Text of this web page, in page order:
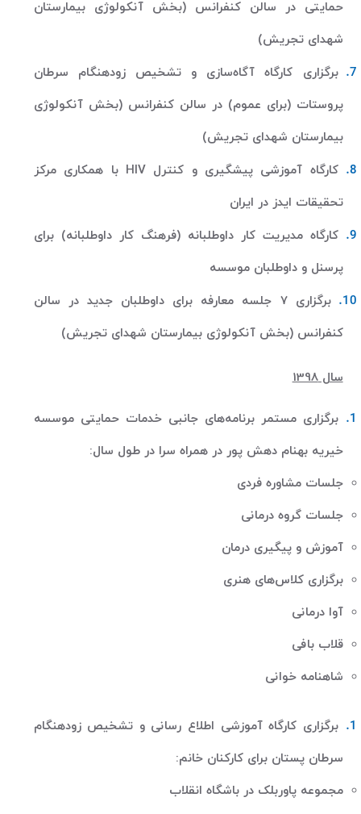
حمایتی در سالن کنفرانس (بخش آنکولوژی بیمارستان
شهدای تجریش)
برگزاری کارگاه آگاه‌سازی و تشخیص زودهنگام سرطان
پروستات (برای عموم) در سالن کنفرانس (بخش آنکولوژی
بیمارستان شهدای تجریش)
کارگاه آموزشی پیشگیری و کنترل HIV
با همکاری مرکز
تحقیقات ایدز در ایران
کارگاه مدیریت کار داوطلبانه (فرهنگ کار داوطلبانه) برای
پرسنل و داوطلبان موسسه
برگزاری 7 جلسه معارفه برای داوطلبان جدید در سالن
کنفرانس (بخش آنکولوژی بیمارستان شهدای تجریش)
سال 1398
برگزاری مستمر برنامه‌های جانبی خدمات حمایتی موسسه
خیریه بهنام دهش پور در همراه سرا در طول سال:
جلسات مشاوره فردی
جلسات گروه درمانی
آموزش و پیگیری درمان
برگزاری کلاس‌های هنری
آوا درمانی
قلاب بافی
شاهنامه خوانی
برگزاری کارگاه آموزشی اطلاع رسانی و تشخیص زودهنگام
سرطان پستان برای کارکنان خانم:
مجموعه پاوربلک در باشگاه انقلاب